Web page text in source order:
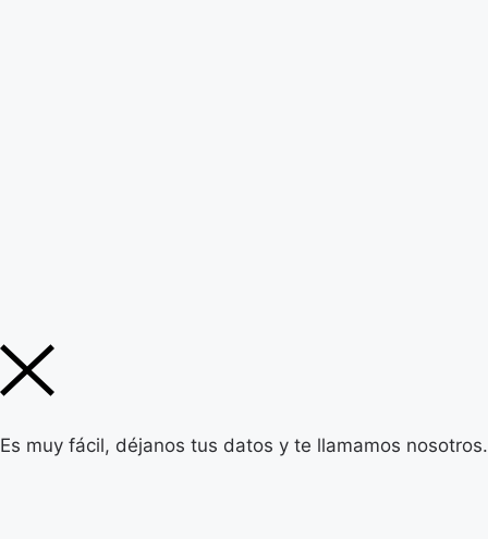
Es muy fácil, déjanos tus datos y te llamamos nosotros.